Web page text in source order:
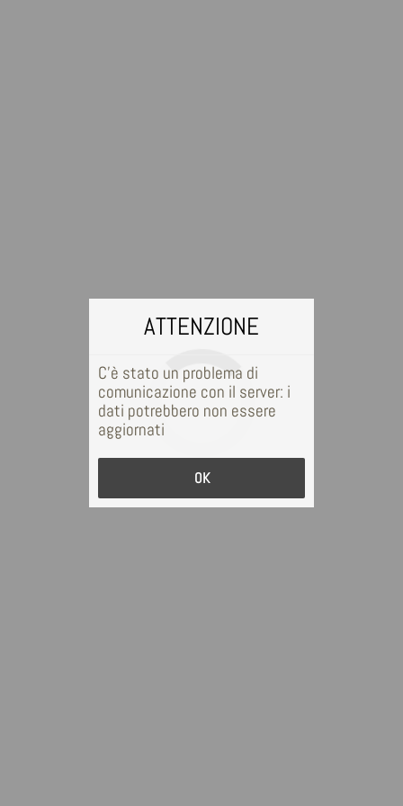
ATTENZIONE
C'è stato un problema di
comunicazione con il server: i
dati potrebbero non essere
aggiornati
OK